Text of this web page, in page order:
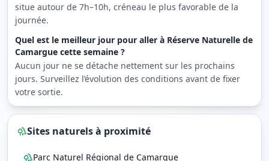
situe autour de 7h–10h, créneau le plus favorable de la
journée.
Quel est le meilleur jour pour aller à Réserve Naturelle de
Camargue cette semaine ?
Aucun jour ne se détache nettement sur les prochains
jours. Surveillez l’évolution des conditions avant de fixer
votre sortie.
Sites naturels à proximité
Parc Naturel Régional de Camargue